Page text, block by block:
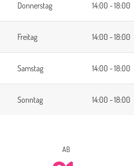
Donnerstag 14:00 - 18:00
Freitag 14:00 - 18:00
Samstag 14:00 - 18:00
Sonntag 14:00 - 18:00
AB